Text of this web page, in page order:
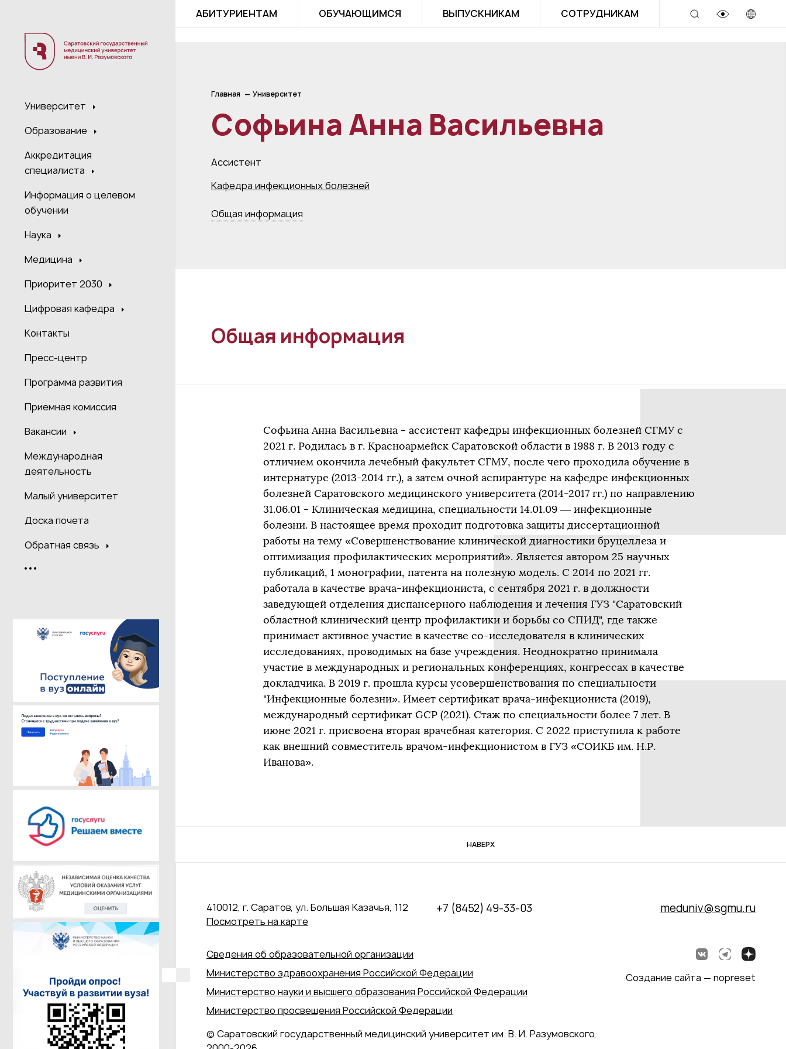
Университет
Образование
Аккредитация
специалиста
Информация о целевом
обучении
Наука
Медицина
Приоритет 2030
Цифровая кафедра
Контакты
Пресс-центр
Программа развития
Приемная комиссия
Вакансии
Международная
деятельность
Малый университет
Доска почета
Обратная связь
АБИТУРИЕНТАМ ОБУЧАЮЩИМСЯ ВЫПУСКНИКАМ СОТРУДНИКАМ
Главная Университет
Софьина Анна Васильевна
Ассистент
Кафедра инфекционных болезней
Общая информация
Общая информация
Софьина Анна Васильевна - ассистент кафедры инфекционных болезней СГМУ с
2021 г. Родилась в г. Красноармейск Саратовской области в 1988 г. В 2013 году с
отличием окончила лечебный факультет СГМУ, после чего проходила обучение в
интернатуре (2013-2014 гг.), а затем очной аспирантуре на кафедре инфекционных
болезней Саратовского медицинского университета (2014-2017 гг.) по направлению
31.06.01 - Клиническая медицина, специальности 14.01.09 — инфекционные
болезни. В настоящее время проходит подготовка защиты диссертационной
работы на тему «Совершенствование клинической диагностики бруцеллеза и
оптимизация профилактических мероприятий». Является автором 25 научных
публикаций, 1 монографии, патента на полезную модель. С 2014 по 2021 гг.
работала в качестве врача-инфекциониста, с сентября 2021 г. в должности
заведующей отделения диспансерного наблюдения и лечения ГУЗ "Саратовский
областной клинический центр профилактики и борьбы со СПИД", где также
принимает активное участие в качестве со-исследователя в клинических
исследованиях, проводимых на базе учреждения. Неоднократно принимала
участие в международных и региональных конференциях, конгрессах в качестве
докладчика. В 2019 г. прошла курсы усовершенствования по специальности
"Инфекционные болезни». Имеет сертификат врача-инфекциониста (2019),
международный сертификат GCP (2021). Стаж по специальности более 7 лет. В
июне 2021 г. присвоена вторая врачебная категория. С 2022 приступила к работе
как внешний совместитель врачом-инфекционистом в ГУЗ «СОИКБ им. Н.Р.
Иванова».
НАВЕРХ
410012, г. Саратов, ул. Большая Казачья, 112
Посмотреть на карте
+7 (8452) 49-33-03 meduniv@sgmu.ru
Сведения об образовательной организации
Министерство здравоохранения Российской Федерации
Министерство науки и высшего образования Российской Федерации
Министерство просвещения Российской Федерации
© Саратовский государственный медицинский университет им. В. И. Разумовского,
Создание сайта — nopreset